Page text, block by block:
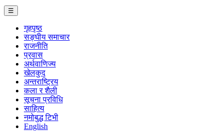
☰
गृहपृष्ठ
सङ्घीय समाचार
राजनीति
प्रवास
अर्थवाणिज्य
खेलकुद
अन्तराष्ट्रिय
कला र शैली
सूचना प्रविधि
साहित्य
नमोबुद्ध टिभी
English